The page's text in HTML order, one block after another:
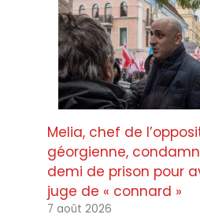
Melia, chef de
géorgienne,
demi de prison pour
juge de « connard »
7 août 2026